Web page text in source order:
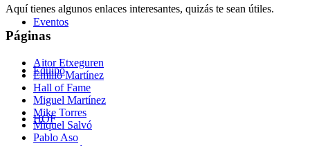
Eventos
Equipo
HOF
Aquí tienes algunos enlaces interesantes, quizás te sean útiles.
Páginas
Aitor Etxeguren
Emilio Martínez
Hall of Fame
Miguel Martínez
Mike Torres
Miquel Salvó
Pablo Aso